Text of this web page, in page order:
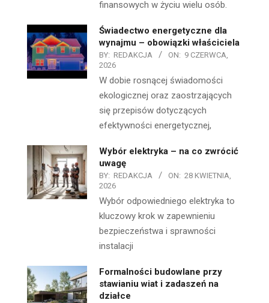
finansowych w życiu wielu osób.
Świadectwo energetyczne dla
wynajmu – obowiązki właściciela
BY: REDAKCJA ON: 9 CZERWCA,
2026
W dobie rosnącej świadomości
ekologicznej oraz zaostrzających
się przepisów dotyczących
efektywności energetycznej,
Wybór elektryka – na co zwrócić
uwagę
BY: REDAKCJA ON: 28 KWIETNIA,
2026
Wybór odpowiedniego elektryka to
kluczowy krok w zapewnieniu
bezpieczeństwa i sprawności
instalacji
Formalności budowlane przy
stawianiu wiat i zadaszeń na
działce